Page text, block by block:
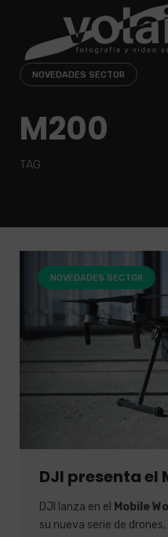
content
NOVEDADES SECTOR
M200
TAG
NOVEDADES SECTOR
DJI presenta el
DJI lanza en el Mobile
su nueva serie de drones,